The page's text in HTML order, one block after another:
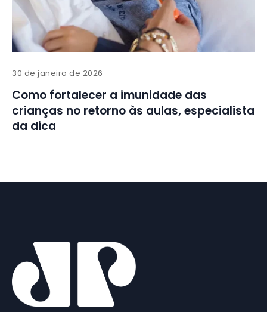
30 de janeiro de 2026
Como fortalecer a imunidade das
crianças no retorno às aulas, especialista
da dica